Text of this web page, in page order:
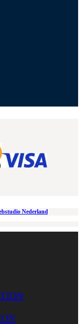
Nederland